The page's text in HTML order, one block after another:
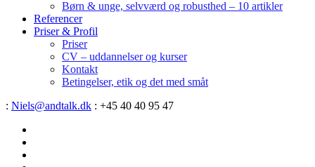
Børn & unge, selvværd og robusthed – 10 artikler
Referencer
Priser & Profil
Priser
CV – uddannelser og kurser
Kontakt
Betingelser, etik og det med småt
: Niels@andtalk.dk : +45 40 40 95 47